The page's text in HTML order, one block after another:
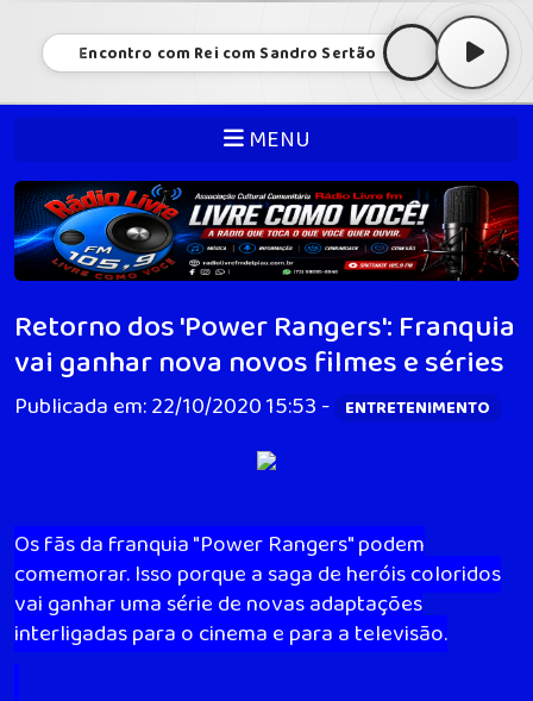
Encontro com Rei com Sandro Sertão
MENU
Retorno dos 'Power Rangers': Franquia
vai ganhar nova novos filmes e séries
Publicada em: 22/10/2020 15:53 - ENTRETENIMENTO
Os fãs da franquia "Power Rangers" podem
comemorar. Isso porque a saga de heróis coloridos
vai ganhar uma série de novas adaptações
interligadas para o cinema e para a televisão.